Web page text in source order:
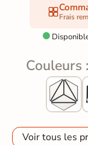
Frais

Couleurs :
Voir tous les